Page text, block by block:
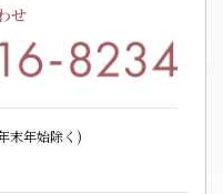
せ
末年始除く)